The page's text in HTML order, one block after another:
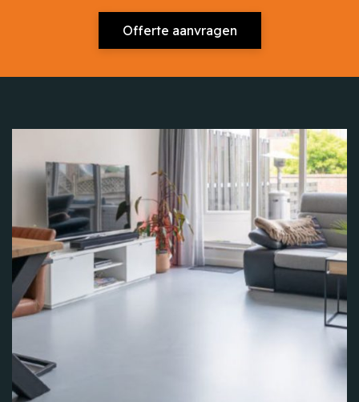
Offerte aanvragen